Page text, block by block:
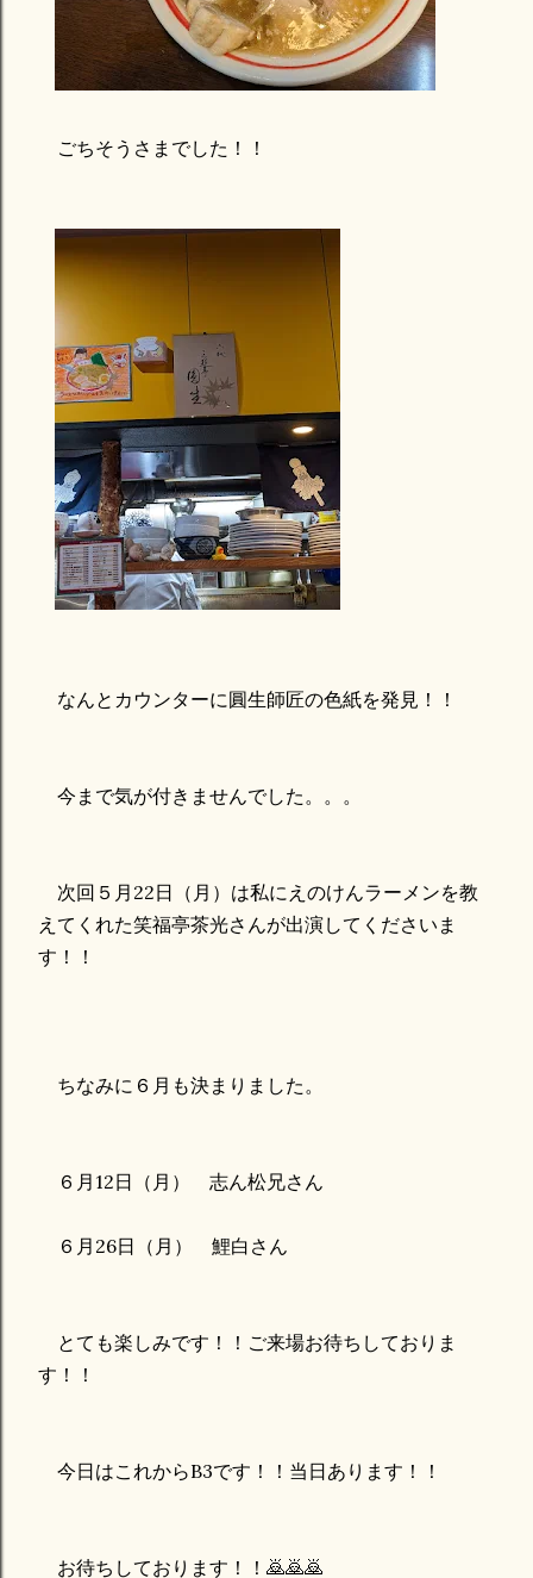
ごちそうさまでした！！
なんとカウンターに圓生師匠の色紙を発見！！
今まで気が付きませんでした。。。
次回５月22日（月）は私にえのけんラーメンを教
えてくれた笑福亭茶光さんが出演してくださいま
す！！
ちなみに６月も決まりました。
６月12日（月） 志ん松兄さん
６月26日（月） 鯉白さん
とても楽しみです！！ご来場お待ちしておりま
す！！
今日はこれからB3です！！当日あります！！
お待ちしております！！🙇🙇🙇